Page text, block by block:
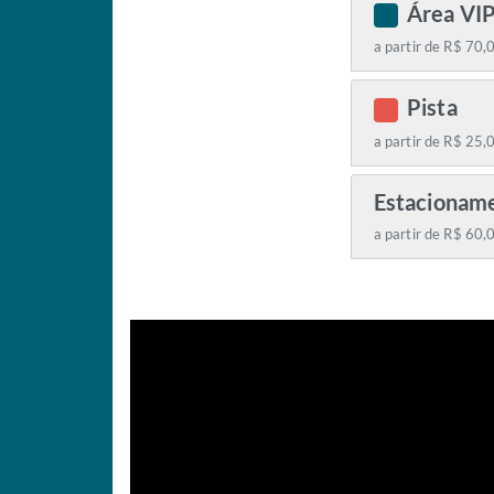
Área VIP
a partir de R$
Pista
a partir de R$
a partir de R$